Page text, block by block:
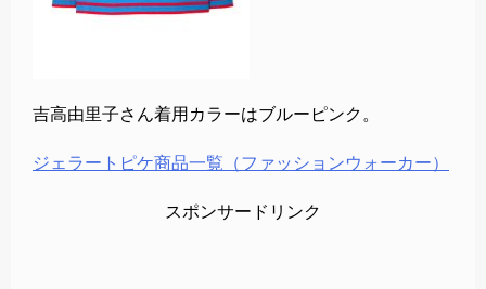
吉高由里子さん着用カラーはブルーピンク。
ジェラートピケ商品一覧（ファッションウォーカー）
スポンサードリンク